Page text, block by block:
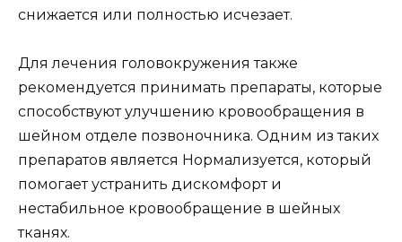
снижается или полностью исчезает.
Для лечения головокружения также
рекомендуется принимать препараты, которые
способствуют улучшению кровообращения в
шейном отделе позвоночника. Одним из таких
препаратов является Нормализуется, который
помогает устранить дискомфорт и
нестабильное кровообращение в шейных
тканях.